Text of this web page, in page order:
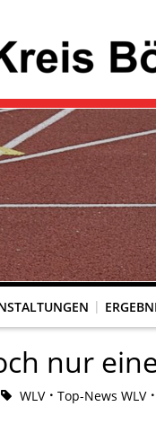
nur
WLV Top-News WLV